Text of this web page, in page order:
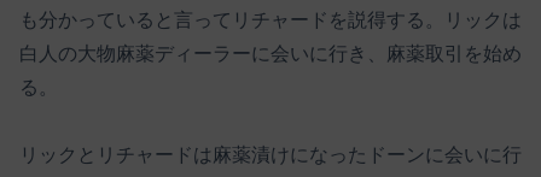
も分かっていると言ってリチャードを説得する。リックは
白人の大物麻薬ディーラーに会いに行き、麻薬取引を始め
る。
リックとリチャードは麻薬漬けになったドーンに会いに行